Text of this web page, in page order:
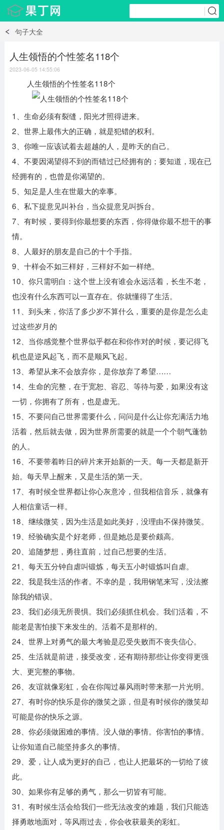
句子大全
人生领悟的个性签名118个
2023-06-05 14:55:06
人生领悟的个性签名118个
1、生命必须有裂缝，阳光才照得进来。
2、世界上最伟大的正确，就是犯错的权利。
3、你唯一应该试着去超越的人，是昨天的自己。
4、不要因渴望得不到的而错过已经拥有的；要知道，现在已
经拥有的，也曾是你渴望的。
5、知足是人生在世最大的幸事。
6、私下提意见叫补台，当众提意见叫拆台。
7、有时候，要得到你最想要的东西，你得做你最不想干的事
情。
8、人最好的朋友是自己的十个手指。
9、十样会不如三样好，三样好不如一样绝。
10、你只需明白：这个世上没有谁会永远活着，长生不老，
也没有什么东西可以一直存在。你就懂得了生活。
11、到头来，你活了多少岁不算什么，重要的是你是怎么走
过这些岁月的
12、当你感觉整个世界似乎都在和你作对的时候，要记得飞
机也是逆风起飞，而不是顺风飞起。
13、希望从来不会放弃你，是你放弃了希望……
14、生命的完整，在于宽恕、容忍、等待与爱，如果没有这
一切，你拥有了所有，也是虚无。
15、不要问自己世界需要什么，问问是什么让你充满活力地
活着，然后就去做，因为世界所需要的就是一个个朝气蓬勃
的人。
16、不要带着昨日的碎片来开始新的一天。每一天都是新开
始。每天早上醒来，又是生活的第一天。
17、有时候全世界都让你心灰意冷，但我相信音乐，就像有
人相信童话一样。
18、继续微笑，因为生活是如此美好，没理由不保持微笑。
19、经验确实是个好老师，但是她总是要价颇高。
20、追随梦想，勇往直前，过自己想要的生活。
21、每天五分钟自虐叫锻炼，每天五小时锻炼叫自虐。
22、我是我生活的作者。不幸的是，我用钢笔来写，没法擦
除我的错误。
23、我们必须无所畏惧。我们必须抓住机会。我们活着，不
能老是害怕接下来发生的。活着不是那样的。
24、世界上对勇气的最大考验是忍受失败而不丧失信心。
25、生活就是前进，接受改变，还有期待那些让你变得更强
大、更完整的事物。
26、友谊就像彩虹，会在你闯过暴风雨时带来那一片光明。
27、有时你的快乐是你的微笑之源，但是有时候你的微笑却
可能是你的快乐之源。
28、你必须做困难的事情。没人做的事情。你害怕的事情。
让你知道自己能坚持多久的事情。
29、爱，让人成为更好的自己，也让人把最坏的一切给了彼
此。
30、如果你有足够的勇气，那么一切皆有可能。
31、有时候生活会给我们一些无法改变的难题，我们只能选
择勇敢地面对，等风雨过去，你会收获最美的彩虹。